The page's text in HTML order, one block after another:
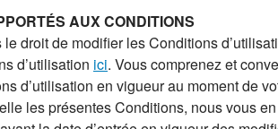
AUX CONDITIONS
droit de modifier les Conditions
d’utilisation ici. Vous comprenez et
d’utilisation en vigueur au moment de
les présentes Conditions, nous vous